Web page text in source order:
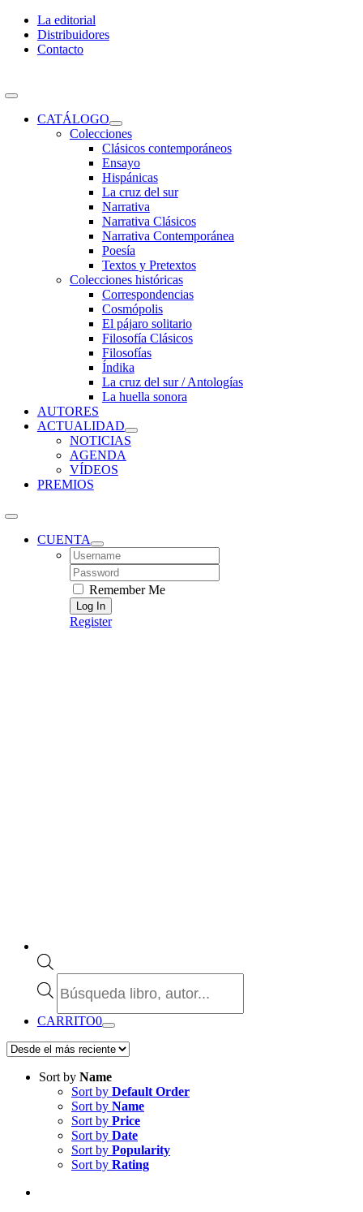
Skip
content
La editorial
Distribuidores
Contacto
Toggle
NavigationCATÁLOGO
Colecciones
Clásicos contemporáneos
Ensayo
Hispánicas
La cruz del sur
Narrativa
Narrativa Clásicos
Narrativa Contemporánea
Poesía
Textos y Pretextos
Colecciones históricas
Correspondencias
Cosmópolis
El pájaro solitario
Filosofía Clásicos
Filosofías
Índika
La cruz del sur / Antologías
La huella sonora
AUTORES
ACTUALIDAD
NOTICIAS
AGENDA
VÍDEOS
PREMIOS
CUENTA
Username:
Password:
Remember Me
Register
de
CARRITO0
Sort by Name
Sort by Default Order
Sort by Name
Sort by Price
Sort by Date
Sort by Popularity
Sort by Rating